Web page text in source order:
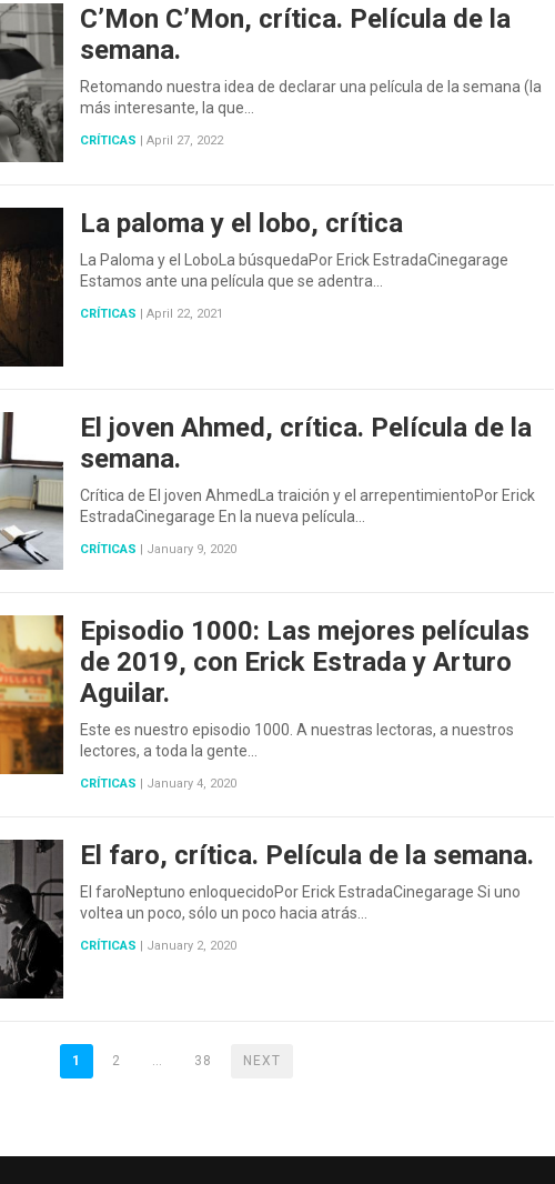
C’Mon C’Mon, crítica. Película de la
semana.
Retomando nuestra idea de declarar una película de la semana (la
más interesante, la que…
CRÍTICAS | April 27, 2022
La paloma y el lobo, crítica
La Paloma y el LoboLa búsquedaPor Erick EstradaCinegarage
Estamos ante una película que se adentra…
CRÍTICAS | April 22, 2021
El joven Ahmed, crítica. Película de la
semana.
Crítica de El joven AhmedLa traición y el arrepentimientoPor Erick
EstradaCinegarage En la nueva película…
CRÍTICAS | January 9, 2020
Episodio 1000: Las mejores películas
de 2019, con Erick Estrada y Arturo
Aguilar.
Este es nuestro episodio 1000. A nuestras lectoras, a nuestros
lectores, a toda la gente…
CRÍTICAS January 4, 2020
El faro, crítica. Película de la semana.
El faroNeptuno enloquecidoPor Erick EstradaCinegarage Si uno
voltea un poco, sólo un poco hacia atrás…
CRÍTICAS January 2, 2020
1 2 … 38 NEXT